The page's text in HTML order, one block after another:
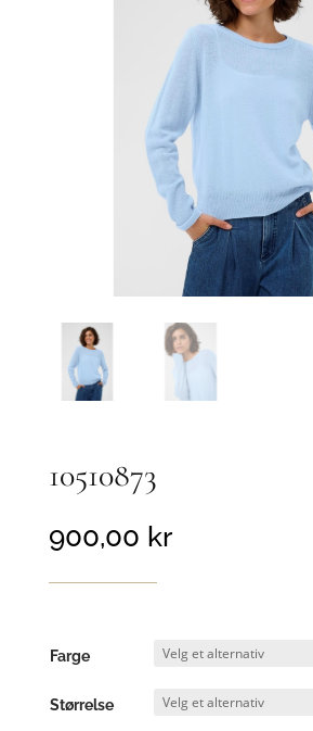
10510873
900,00 kr
Farge
Størrelse